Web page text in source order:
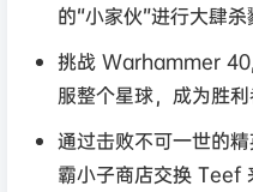
的“小家伙”进行大肆杀
挑战 Warhammer
服整个星球，成为胜
通过击败不可一世的
霸小子商店交换 Teef